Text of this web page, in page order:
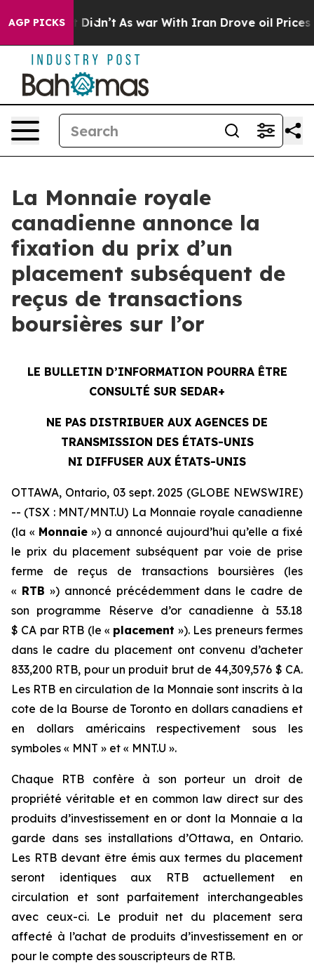
AGP PICKS
it Didn’t As war With Iran Drove oil Prices
La Monnaie royale
canadienne annonce la
fixation du prix d’un
placement subséquent de
reçus de transactions
boursières sur l’or
LE BULLETIN D’INFORMATION POURRA ÊTRE
CONSULTÉ SUR SEDAR+
NE PAS DISTRIBUER AUX AGENCES DE
TRANSMISSION DES ÉTATS-UNIS
NI DIFFUSER AUX ÉTATS-UNIS
OTTAWA, Ontario, 03 sept. 2025 (GLOBE NEWSWIRE)
-- (TSX : MNT/MNT.U) La Monnaie royale canadienne
(la « Monnaie ») a annoncé aujourd’hui qu’elle a fixé
le prix du placement subséquent par voie de prise
ferme de reçus de transactions boursières (les
« RTB ») annoncé précédemment dans le cadre de
son programme Réserve d’or canadienne à 53.18
$ CA par RTB (le « placement »). Les preneurs fermes
dans le cadre du placement ont convenu d’acheter
833,200 RTB, pour un produit brut de 44,309,576 $ CA.
Les RTB en circulation de la Monnaie sont inscrits à la
cote de la Bourse de Toronto en dollars canadiens et
en dollars américains respectivement sous les
symboles « MNT » et « MNT.U ».
Chaque RTB confère à son porteur un droit de
propriété véritable et en common law direct sur des
produits d’investissement en or dont la Monnaie a la
garde dans ses installations d’Ottawa, en Ontario.
Les RTB devant être émis aux termes du placement
seront identiques aux RTB actuellement en
circulation et sont parfaitement interchangeables
avec ceux-ci. Le produit net du placement sera
affecté à l’achat de produits d’investissement en or
pour le compte des souscripteurs de RTB.